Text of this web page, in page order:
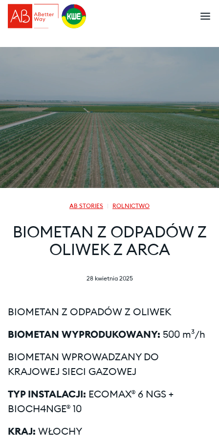
AB STORIES ROLNICTWO
BIOMETAN Z ODPADÓW Z
OLIWEK Z ARCA
28 kwietnia 2025
BIOMETAN Z ODPADÓW Z OLIWEK
BIOMETAN WYPRODUKOWANY: 500 m³/h
BIOMETAN WPROWADZANY DO
KRAJOWEJ SIECI GAZOWEJ
TYP INSTALACJI: ECOMAX® 6 NGS +
BIOCH4NGE® 10
KRAJ: WŁOCHY